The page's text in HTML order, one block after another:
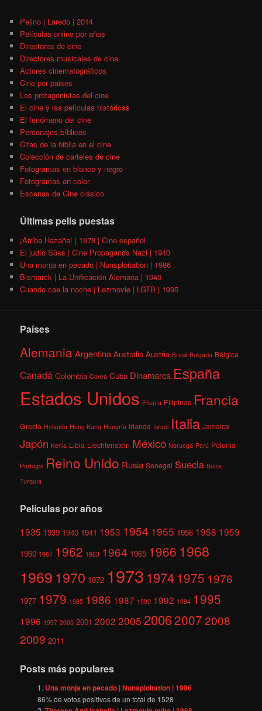
Pejino | Laredo | 2014
Películas online por años
Directores de cine
Directores musicales de cine
Actores cinematográficos
Cine por paises
Los protagonistas del cine
El cine y las películas históricas
El fenómeno del cine
Personajes bíblicos
Citas de la biblia en el cine
Colección de carteles de cine
Fotogramas en blanco y negro
Fotogramas en color
Escenas de Cine clásico
Últimas pelis puestas
¡Arriba Hazaña! | 1978 | Cine español
El judío Süss | Cine Propaganda Nazi | 1940
Una monja en pecado | Nunsploitation | 1986
Bismarck | La Unificación Alemana | 1940
Cuando cae la noche | Lezmovie | LGTB | 1995
Países
AlemaniaArgentina Australia Austria Brasil Bulgaria Bélgica
Canadá Colombia Corea Cuba Dinamarca España
Estados Unidos Etiopía Filipinas Francia
Grecia Holanda Hong Kong Hungría Irlanda Israel Italia Jamaica
Japón Kenia Libia Liechtenstein México Noruega Perú Polonia
Portugal Reino Unido Rusia Senegal Suecia Suiza
Turquía
Películas por años
1935 1939 1940 1941 1953 1954 1955 1956 1958 1959
1960 1961 1962 1963 1964 1965 1966 1968
1969 1970 1972 1973 1974 1975 1976
1977 1979 1985 1986 1987 1990 1992 1994 1995
1996 1997 2000 2001 2002 2005 200620072008
2009 2011
Posts más populares
Una monja en pecado | Nunsploitation | 1986
86% de votos positivos de un total de 1528